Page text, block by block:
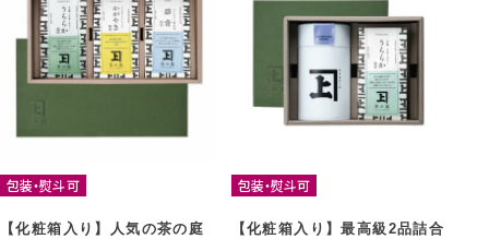
包装・熨斗可
【化粧箱入り】人気の茶の庭
包装・熨斗可
【化粧箱入り】最高級2品詰合